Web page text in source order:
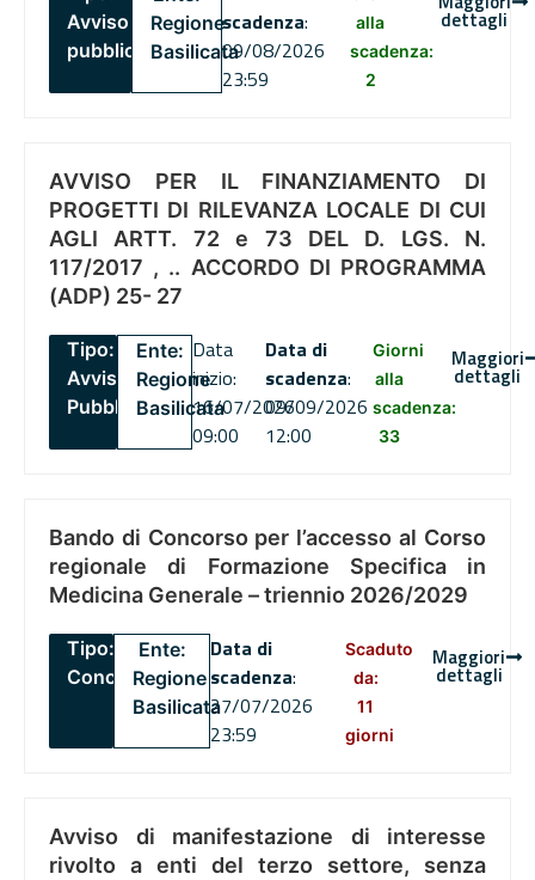
Avviso
pubblico
Regione
Basilicata
scadenza:
09/08/2026
23:59
alla
scadenza:
2
dettagli
AVVISO PER IL FINANZIAMENTO DI
PROGETTI DI RILEVANZA LOCALE DI CUI
AGLI ARTT. 72 e 73 DEL D. LGS. N.
117/2017 , .. ACCORDO DI PROGRAMMA
(ADP) 25- 27
Tipo:
Avviso
Pubblico
Ente:
Regione
Basilicata
Data
inizio:
16/07/2026
09:00
Data di
scadenza:
09/09/2026
12:00
Giorni
alla
scadenza:
33
Maggiori
dettagli
Bando di Concorso per l’accesso al Corso
regionale di Formazione Specifica in
Medicina Generale – triennio 2026/2029
Tipo:
Concorsi
Ente:
Regione
Basilicata
Data di
scadenza:
27/07/2026
23:59
Scaduto
da:
11
giorni
Maggiori
dettagli
Avviso di manifestazione di interesse
rivolto a enti del terzo settore, senza